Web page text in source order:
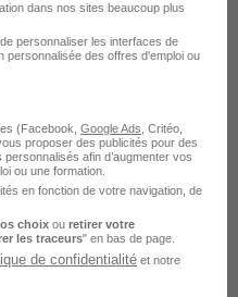
un portfolio
cohérents et innovants.
marque, campagne ou
vidéo, motion et web.
en mode projet.
et proposer des concepts
dans nos sites beaucoup plus
personnaliser les interfaces de
personnalisée des offres d'emploi ou
(Facebook, Google Ads , Critéo,
proposer des publicités pour des
afin d’augmenter vos
ou une formation.
en fonction de votre navigation, de
choix ou retirer votre
les traceurs" en bas de page.
de confidentialité et notre